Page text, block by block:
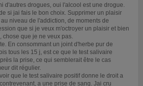
d'autres drogues, oui l'alcool est une drogue.
si jai fais le bon choix. Supprimer un plaisir
niveau de l'addiction, de moments de
que si je veux m'octroyer un plaisir et bien
que je ne veux pas.
En consommant un joint d'herbe pur de
tous les 15 j, est ce que le test salivaire
la prise, ce qui semblerait être le cas
dit régulier.
que le test salivaire positif donne le droit a
a une prise de sang. Jai cru